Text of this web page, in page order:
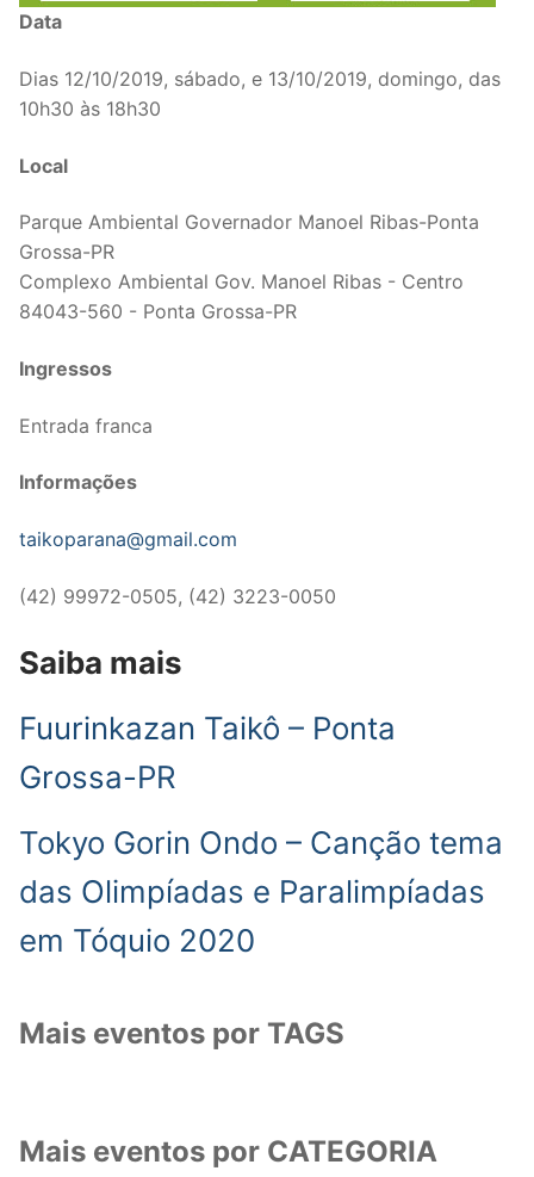
Data
Dias 12/10/2019, sábado, e 13/10/2019, domingo, das
10h30 às 18h30
Local
Parque Ambiental Governador Manoel Ribas-Ponta
Grossa-PR
Complexo Ambiental Gov. Manoel Ribas - Centro
84043-560 - Ponta Grossa-PR
Ingressos
Entrada franca
Informações
taikoparana@gmail.com
(42) 99972-0505, (42) 3223-0050
Saiba mais
Fuurinkazan Taikô – Ponta
Grossa-PR
Tokyo Gorin Ondo – Canção tema
das Olimpíadas e Paralimpíadas
em Tóquio 2020
Mais eventos por TAGS
Mais eventos por CATEGORIA